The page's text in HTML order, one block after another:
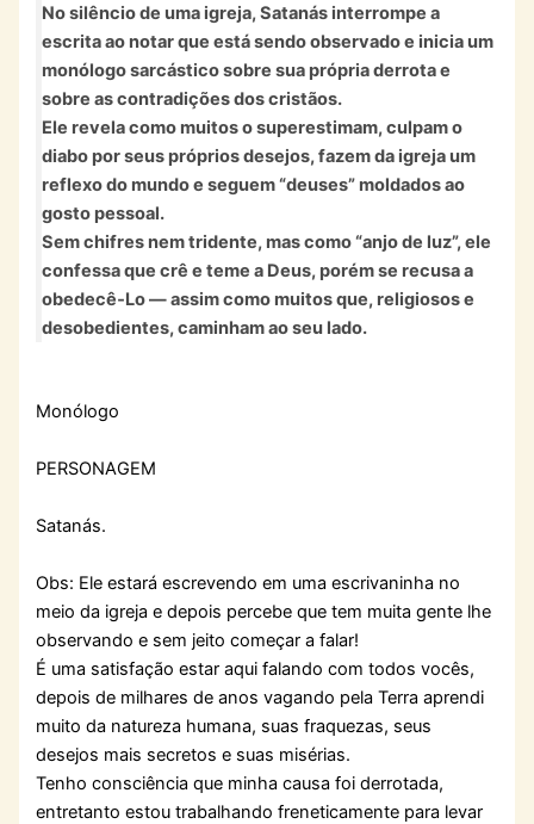
No silêncio de uma igreja, Satanás interrompe a
escrita ao notar que está sendo observado e inicia um
monólogo sarcástico sobre sua própria derrota e
sobre as contradições dos cristãos.
Ele revela como muitos o superestimam, culpam o
diabo por seus próprios desejos, fazem da igreja um
reflexo do mundo e seguem “deuses” moldados ao
gosto pessoal.
Sem chifres nem tridente, mas como “anjo de luz”, ele
confessa que crê e teme a Deus, porém se recusa a
obedecê‑Lo — assim como muitos que, religiosos e
desobedientes, caminham ao seu lado.
Monólogo
PERSONAGEM
Satanás.
Obs: Ele estará escrevendo em uma escrivaninha no
meio da igreja e depois percebe que tem muita gente lhe
observando e sem jeito começar a falar!
É uma satisfação estar aqui falando com todos vocês,
depois de milhares de anos vagando pela Terra aprendi
muito da natureza humana, suas fraquezas, seus
desejos mais secretos e suas misérias.
Tenho consciência que minha causa foi derrotada,
entretanto estou trabalhando freneticamente para levar